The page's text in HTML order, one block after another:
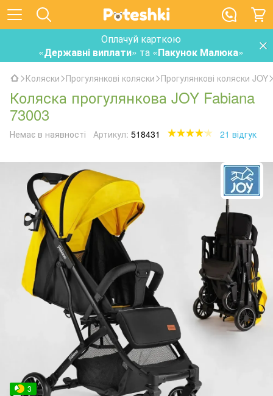
Оплачуй карткою
«Державні виплати» та «Пакунок Малюка»
Коляски Прогулянкові коляски Прогулянкові коляски JOY
Коляска прогулянкова JOY Fabiana
73003
Немає в наявності Артикул: 518431 21 відгук
3